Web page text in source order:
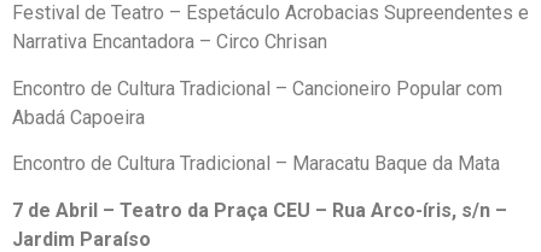
Festival de Teatro – Espetáculo Acrobacias Supreendentes e
Narrativa Encantadora – Circo Chrisan
Encontro de Cultura Tradicional – Cancioneiro Popular com
Abadá Capoeira
Encontro de Cultura Tradicional – Maracatu Baque da Mata
7 de Abril – Teatro da Praça CEU – Rua Arco-íris, s/n –
Jardim Paraíso